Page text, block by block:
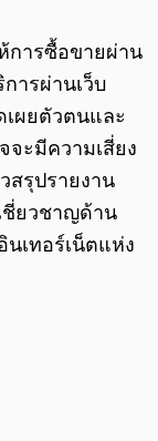
การซื้อขายผ่าน
ารผ่านเว็บ
เผยตัวตนและ
จะมีความเสี่ยง
สรุปรายงาน
ชี่ยวชาญด้าน
นเทอร์เน็ตแห่ง